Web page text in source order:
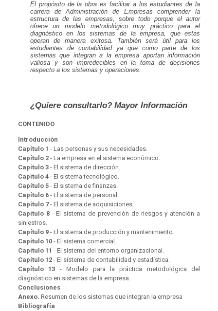
El propósito de la obra es facilitar a los estudiantes de la
carrera de Administración de Empresas comprender la
estructura de las empresas, sobre todo porque el autor
ofrece un modelo metodológico muy práctico para el
diagnóstico en los sistemas de la empresa, que estas
operan de manera exitosa. También será útil para los
estudiantes de contabilidad ya que como parte de los
sistemas que integran a la empresa aportan información
valiosa y son impredecibles en la toma de decisiones
respecto a los sistemas y operaciones.
.
¿Quiere consultarlo? Mayor Información
CONTENIDO
Introducción
Capítulo 1 - Las personas y sus necesidades.
Capítulo 2- La empresa en el sistema económico.
Capítulo 3- El sistema de dirección.
Capítulo 4- El sistema tecnológico.
Capítulo 5- El sistema de finanzas.
Capítulo 6- El sistema de personal.
Capítulo 7- El sistema de adquisiciones.
Capítulo 8- El sistema de prevención de riesgos y atención a
siniestros.
Capítulo 9- El sistema de producción y mantenimiento.
Capítulo 10- El sistema comercial.
Capítulo 11 - El sistema del entorno organizacional.
Capítulo 12- El sistema de contabilidad y estadística.
Capítulo
13 - Modelo para la práctica metodológica del
diagnóstico en sistemas de la empresa.
Conclusiones
Anexo. Resumen de los sistemas que integran la empresa
Bibliografía